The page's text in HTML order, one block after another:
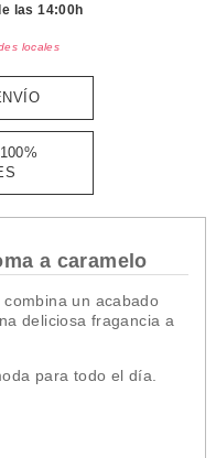
las 14:00h
locales
a caramelo
un acabado
deliciosa fragancia a
para todo el día.